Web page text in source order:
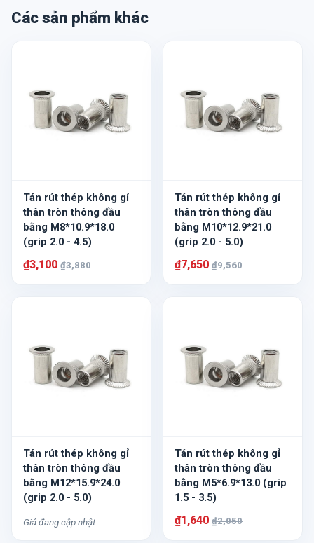
Các sản phẩm khác
Tán rút thép không gỉ
thân tròn thông đầu
bằng M8*10.9*18.0
(grip 2.0 - 4.5)
₫3,100 ₫3,880
Tán rút thép không gỉ
thân tròn thông đầu
bằng M10*12.9*21.0
(grip 2.0 - 5.0)
₫7,650 ₫9,560
Tán rút thép không gỉ
thân tròn thông đầu
bằng M12*15.9*24.0
(grip 2.0 - 5.0)
Giá đang cập nhật
Tán rút thép không gỉ
thân tròn thông đầu
bằng M5*6.9*13.0 (grip
1.5 - 3.5)
₫1,640 ₫2,050